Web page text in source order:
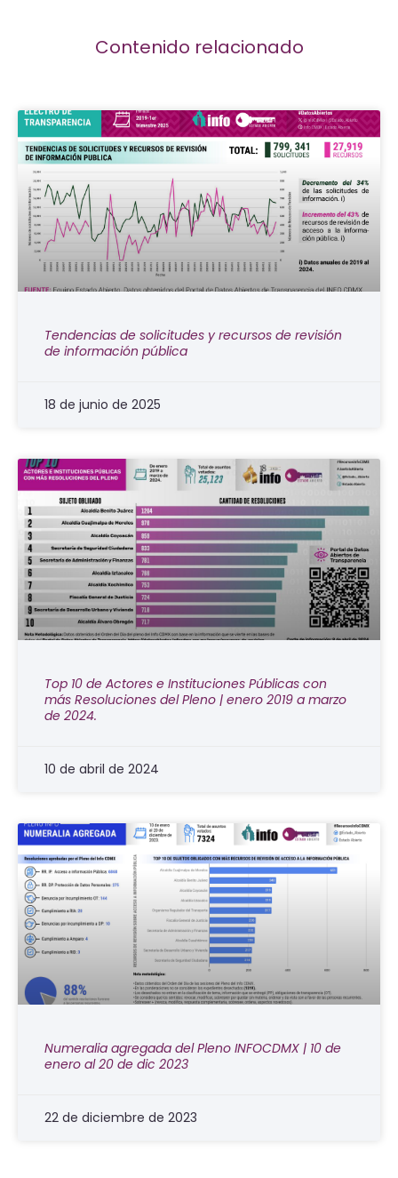
Contenido relacionado
Tendencias de solicitudes y recursos de revisión
de información pública
18 de junio de 2025
Top 10 de Actores e Instituciones Públicas con
más Resoluciones del Pleno | enero 2019 a marzo
de 2024.
10 de abril de 2024
Numeralia agregada del Pleno INFOCDMX | 10 de
enero al 20 de dic 2023
22 de diciembre de 2023